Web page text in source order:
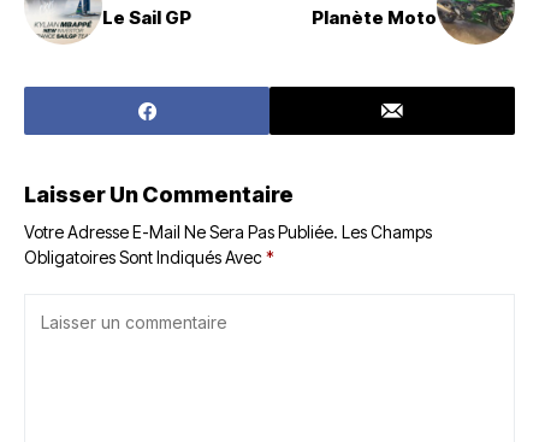
Le Sail GP Planète Moto
Laisser Un Commentaire
Votre Adresse E-Mail Ne Sera Pas Publiée. Les Champs
Obligatoires Sont Indiqués Avec*